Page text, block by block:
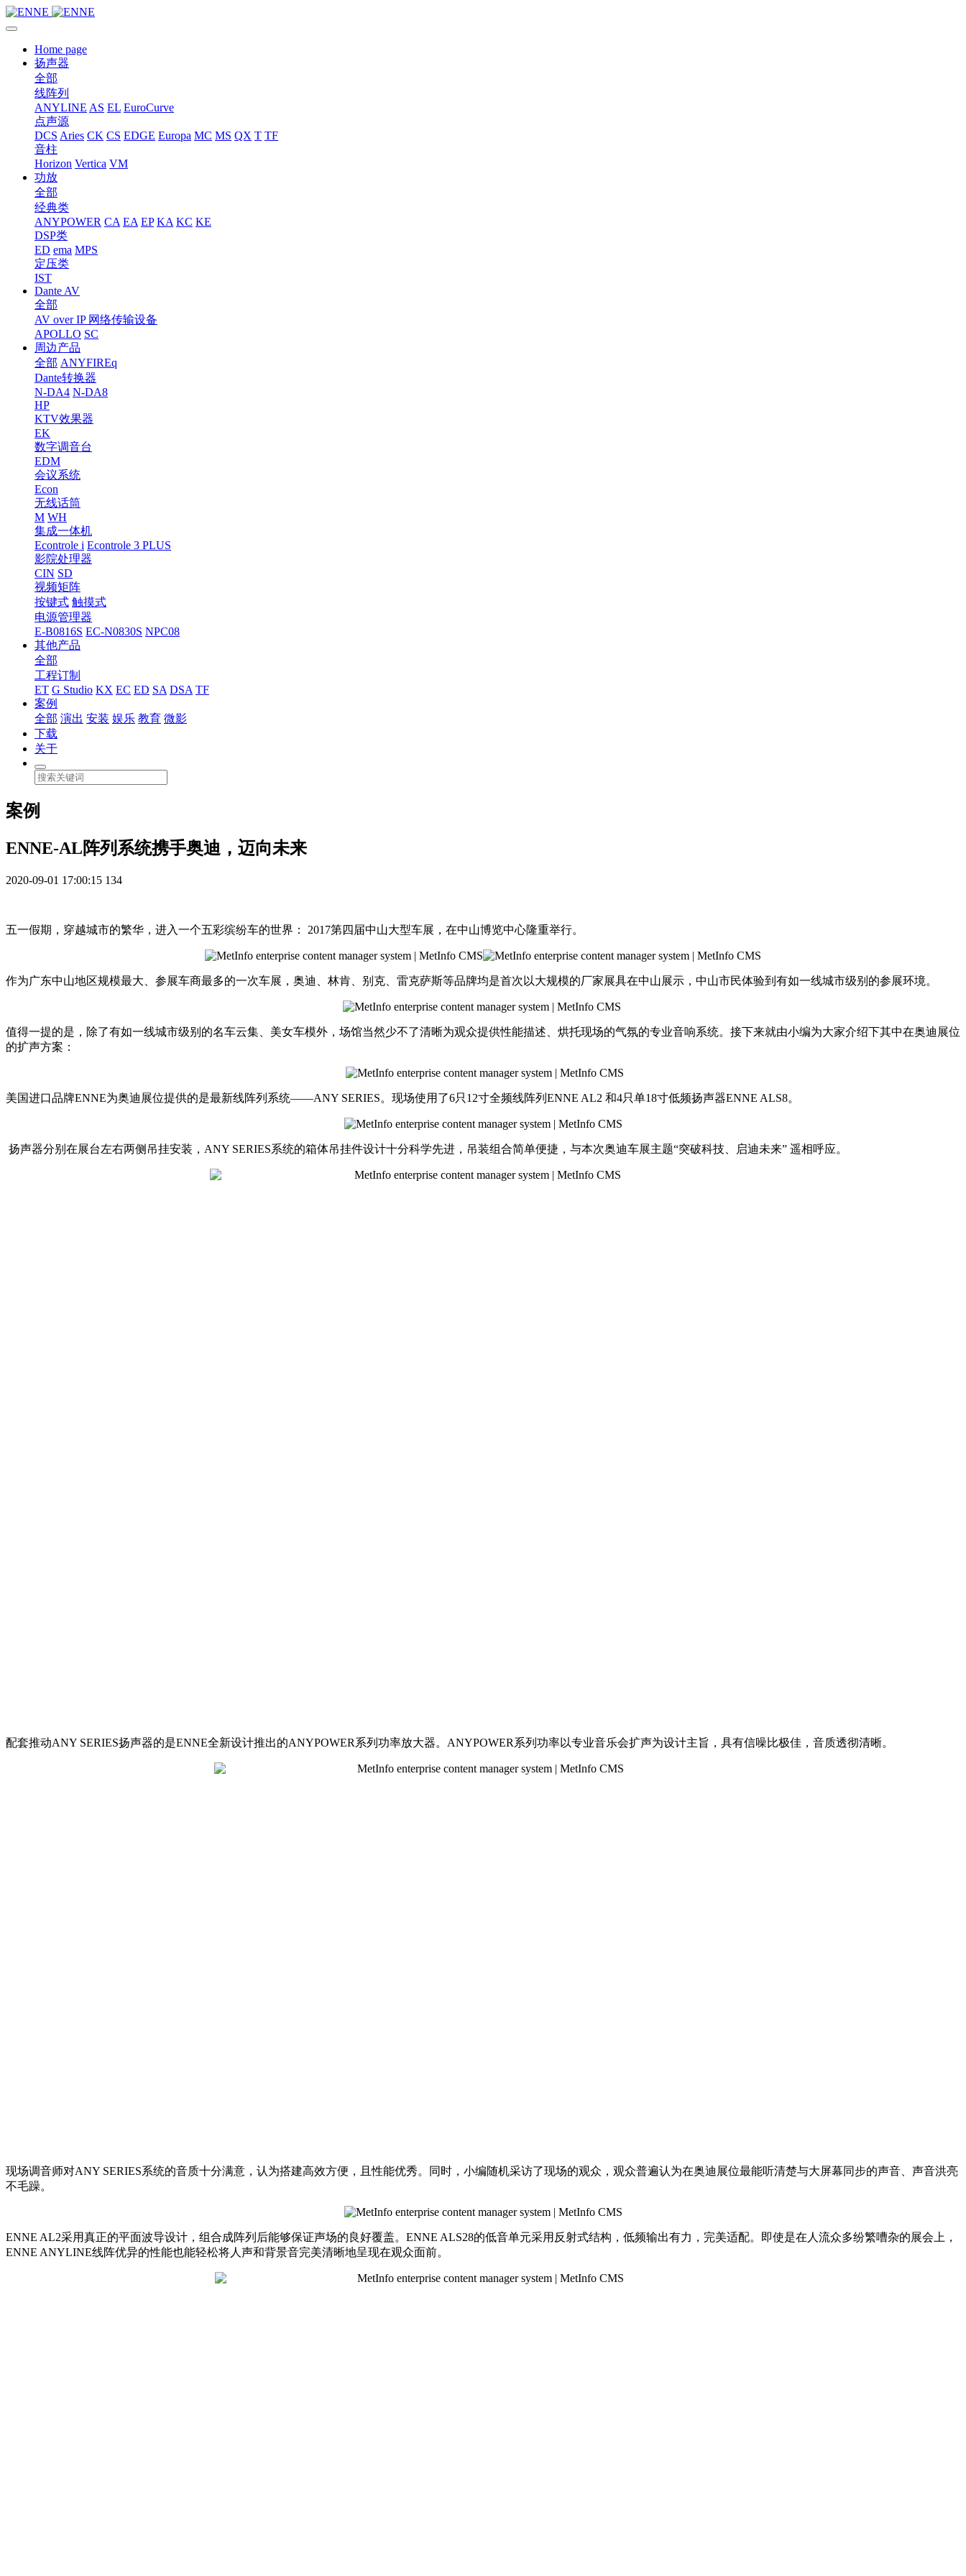
Home page
扬声器
全部
线阵列
ANYLINE AS EL EuroCurve
点声源
DCS Aries CK CS EDGE Europa MC MS QX T TF
音柱
Horizon Vertica VM
功放
全部
经典类
ANYPOWER CA EA EP KA KC KE
DSP类
ED ema MPS
定压类
IST
Dante AV
全部
AV over IP 网络传输设备
APOLLO SC
周边产品
全部 ANYFIREq
Dante转换器
N-DA4 N-DA8
HP
KTV效果器
EK
数字调音台
EDM
会议系统
Econ
无线话筒
M WH
集成一体机
Econtrole i Econtrole 3 PLUS
影院处理器
CIN SD
视频矩阵
按键式 触摸式
电源管理器
E-B0816S EC-N0830S NPC08
其他产品
全部
工程订制
ET G Studio KX EC ED SA DSA TF
案例
全部 演出 安装 娱乐 教育 微影
下载
关于
案例
ENNE-AL阵列系统携手奥迪，迈向未来
2020-09-01 17:00:15 134
五一假期，穿越城市的繁华，进入一个五彩缤纷车的世界： 2017第四届中山大型车展，在中山博览中心隆重举行。
作为广东中山地区规模最大、参展车商最多的一次车展，奥迪、林肯、别克、雷克萨斯等品牌均是首次以大规模的厂家展具在中山展示，中山市民体验到有如一线城市级别的参展环境。
值得一提的是，除了有如一线城市级别的名车云集、美女车模外，场馆当然少不了清晰为观众提供性能描述、烘托现场的气氛的专业音响系统。接下来就由小编为大家介绍下其中在奥迪展位
的扩声方案：
美国进口品牌ENNE为奥迪展位提供的是最新线阵列系统——ANY SERIES。现场使用了6只12寸全频线阵列ENNE AL2 和4只单18寸低频扬声器ENNE ALS8。
扬声器分别在展台左右两侧吊挂安装，ANY SERIES系统的箱体吊挂件设计十分科学先进，吊装组合简单便捷，与本次奥迪车展主题“突破科技、启迪未来” 遥相呼应。
配套推动ANY SERIES扬声器的是ENNE全新设计推出的ANYPOWER系列功率放大器。ANYPOWER系列功率以专业音乐会扩声为设计主旨，具有信噪比极佳，音质透彻清晰。
现场调音师对ANY SERIES系统的音质十分满意，认为搭建高效方便，且性能优秀。同时，小编随机采访了现场的观众，观众普遍认为在奥迪展位最能听清楚与大屏幕同步的声音、声音洪亮
不毛躁。
ENNE AL2采用真正的平面波导设计，组合成阵列后能够保证声场的良好覆盖。ENNE ALS28的低音单元采用反射式结构，低频输出有力，完美适配。即使是在人流众多纷繁嘈杂的展会上，
ENNE ANYLINE线阵优异的性能也能轻松将人声和背景音完美清晰地呈现在观众面前。